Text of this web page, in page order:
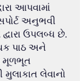
આપવામાં
અનુભવી
ઉપલબ્ધ છે.
પાઠ અને
મૂળભૂત
લેવાનો